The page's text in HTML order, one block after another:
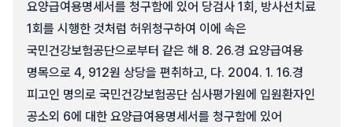
요양급여용명세서를 청구함에 있어 당검사 1회, 방사선치료
1회를 시행한 것처럼 허위청구하여 이에 속은
국민건강보험공단으로부터 같은 해 8. 26.경 요양급여용
명목으로 4, 912원 상당을 편취하고, 다. 2004. 1. 16.경
피고인 명의로 국민건강보험공단 심사평가원에 입원환자인
공소외 6에 대한 요양급여용명세서를 청구함에 있어